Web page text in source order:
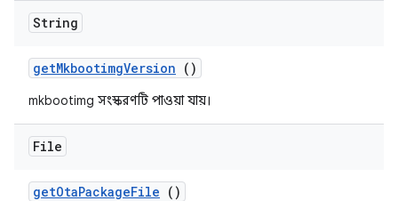
String
getMkbootimgVersion ()
mkbootimg সংস্করণটি পাওয়া যায়।
File
getOtaPackageFile ()